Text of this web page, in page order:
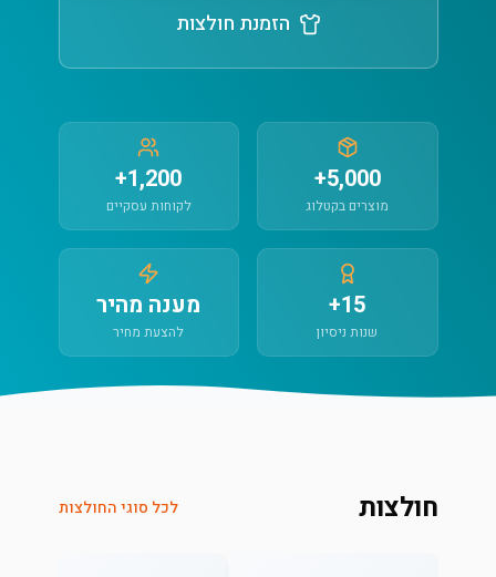
הזמנת חולצות
5,000+
מוצרים בקטלוג
1,200+
לקוחות עסקיים
15+
שנות ניסיון
מענה מהיר
להצעת מחיר
חולצות לכל סוגי החולצות